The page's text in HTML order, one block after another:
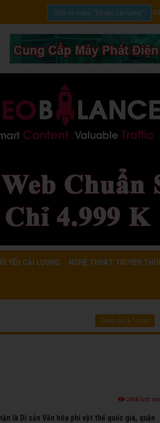
Chia sẻ video "Tôi yêu cải lương".
YÊU CẢI LƯƠNG NGHỆ THUẬT TRUYỀN
Trang chủ Tin tức
2468 lượt
là Di sản Văn hóa phi vật thể quốc gia, quận